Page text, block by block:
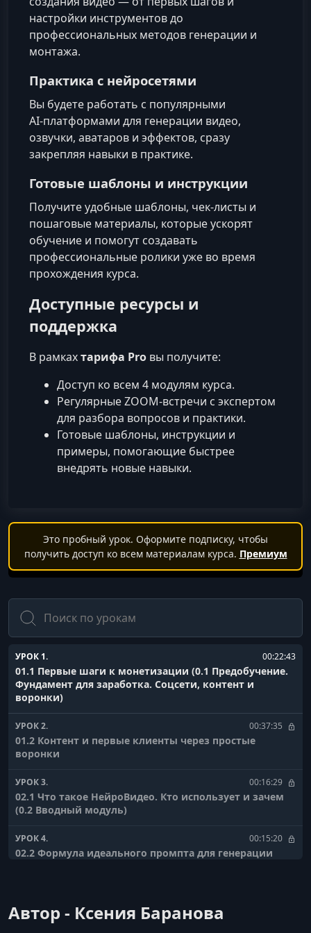
настройки инструментов до
профессиональных методов генерации и
монтажа.
Практика с нейросетями
Вы будете работать с популярными
AI‑платформами для генерации видео,
озвучки, аватаров и эффектов, сразу
закрепляя навыки в практике.
Готовые шаблоны и инструкции
Получите удобные шаблоны, чек-листы и
пошаговые материалы, которые ускорят
обучение и помогут создавать
профессиональные ролики уже во время
прохождения курса.
Доступные ресурсы и
поддержка
В рамкахтарифа Pro вы получите:
Доступ ко всем 4 модулям курса.
Регулярные ZOOM-встречи с экспертом
для разбора вопросов и практики.
Готовые шаблоны, инструкции и
примеры, помогающие быстрее
внедрять новые навыки.
Это пробный урок. Оформите подписку, чтобы
получить доступ ко всем материалам курса. Премиум
Поиск
УРОК 1. 00:22:43
01.1 Первые шаги к монетизации (0.1 Предобучение.
Фундамент для заработка. Соцсети, контент и
воронки)
УРОК 2. 00:37:35
01.2 Контент и первые клиенты через простые
воронки
УРОК 3. 00:16:29
02.1 Что такое НейроВидео. Кто использует и зачем
(0.2 Вводный модуль)
УРОК 4. 00:15:20
02.2 Формула идеального промпта для генерации
1.1.1 Нейросеть KlingAI (1. Модуль 1. Базовая
генерация видео)
Автор - Ксения Баранова